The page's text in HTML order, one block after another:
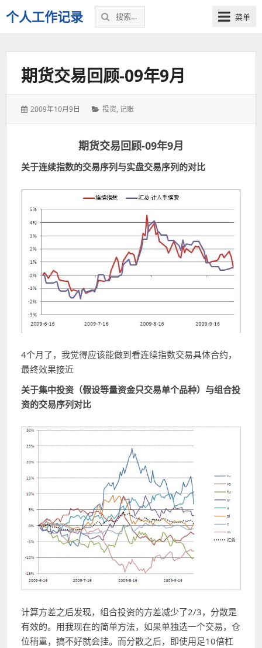
个人工作记录
搜
索：
菜单
期货交易回顾-09年9月
发
2009年10月9日
分
投资,记账
期货交易回顾-09年9月
关于连续指数的交易序列与实盘交易序列的对比
4个月了，我觉得应该能做到看连续指数交易具体合约，
最终效果接近
关于集中投资（假设等量资金只交易单个品种）与组合投
资的交易序列对比
计算方差之后发现，组合投资的方差减少了2/3，分散是
有效的。用我现在的简单方法，如果单独选一个交易，仓
位稍重，搞不好就会挂。而分散之后，即使用足10倍杠